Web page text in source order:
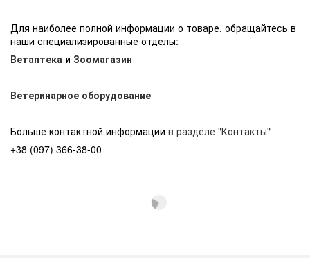
Для наиболее полной информации о товаре, обращайтесь в
наши специализированные отделы:
Ветаптека и Зоомагазин
Ветеринарное оборудование
Больше контактной информации в разделе "Контакты"
+38 (097) 366-38-00